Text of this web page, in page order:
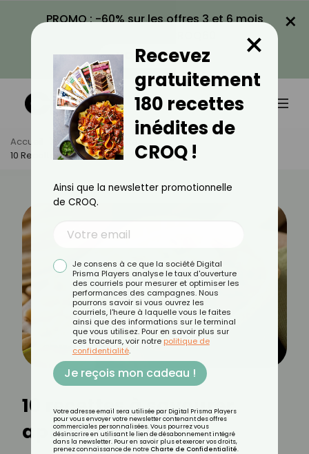
PROMO : -60% sur les offres 3 et 6 mois
VOIR LA PROMO
×
Accueil Actus
Recettes
10 Recettes À Savourer Après La Plage
10 recettes à savourer
après la plage
Recevez
gratuitement
180 recettes
inédites de
CROQ !
×
Ainsi que la newsletter promotionnelle
de CROQ.
Je consens à ce que la société Digital
Prisma Players analyse le taux d'ouverture
des courriels pour mesurer et optimiser les
performances des campagnes. Nous
pourrons savoir si vous ouvrez les
courriels, l'heure à laquelle vous le faites
ainsi que des informations sur le terminal
que vous utilisez. Pour en savoir plus sur
ces traceurs, voir notre politique de
confidentialité.
Je reçois mon cadeau !
Votre adresse email sera utilisée par Digital Prisma Players
pour vous envoyer votre newsletter contenant des offres
commerciales personnalisées. Vous pourrez vous
désinscrire en utilisant le lien de désabonnement intégré
dans la newsletter. Pour en savoir plus et exercer vos droits,
prenez connaissance de notre Charte de Confidentialité.